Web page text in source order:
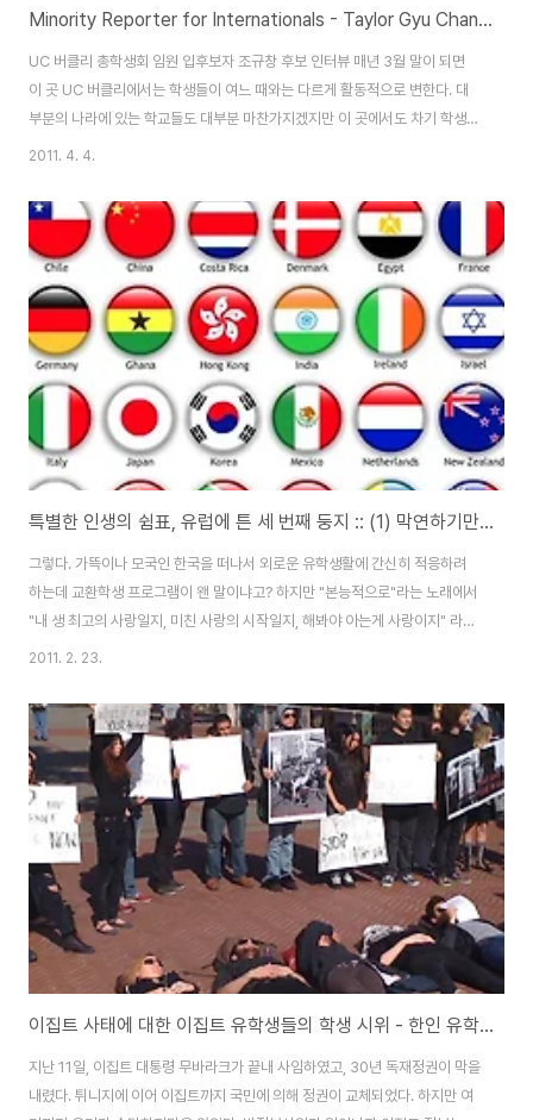
Minority Reporter for Internationals - Taylor Gyu Chang Cho
UC 버클리 총학생회 임원 입후보자 조규창 후보 인터뷰 매년 3월 말이 되면
이 곳 UC 버클리에서는 학생들이 여느 때와는 다르게 활동적으로 변한다. 대
부분의 나라에 있는 학교들도 대부분 마찬가지겠지만 이 곳에서도 차기 학생회
의 임원을 뽑는 선거기간이 도래하기 때문인데, 이 시즌이 되면 학교 입구를 둘
돌아다니는 학생들에게 후보들을 홍보하곤 한다. 올해 학생회 임원으로 나온
후보는 200명, 그 중 선거를 통해 선출되는 사람은 총 21명. 약 10대 1의 경쟁
률을 뚫을 각오로 나온 여러 명의 후보들 중에 남들과는 조금 다른 특이한 속성
을 가지고 있는 후보가 있다. Taylor Gyu Chang Cho. 조규창. 이름에서 알
2011. 4. 4.
특별한 인생의 쉼표, 유럽에 튼 세 번째 둥지 :: (1) 막연하기만 한가요? – 준비 및 실행법
그렇다. 가뜩이나 모국인 한국을 떠나서 외로운 유학생활에 간신히 적응하려
하는데 교환학생 프로그램이 왠 말이냐고? 하지만 "본능적으로"라는 노래에서
"내 생 최고의 사랑일지, 미친 사랑의 시작일지, 해봐야 아는게 사랑이지" 라고
하신 윤종신씨의 그 "사랑"처럼, 교환학생으로써 떠나는 것이 막연하기만 하고
시간을 보낼 수도 있을지는 해봐야만 알 수 있는 것. 필자의 시작도 그러했다.
비행기라고는 제주도와 뉴욕에 갈 때 밖에 타보지 않았던 필자는 주변 몇몇 친
구들의 황홀했다던 경험담들을 토대로 막연한 계획을 시작했다. 이 막연한 시
작의 결론이 궁금하다고? 필자에겐 대학생활 4년동안 내려왔던 수많은 결정
중 제일로 잘한 결정이었다고 ..
2011. 2. 23.
이집트 사태에 대한 이집트 유학생들의 학생 시위 - 한인 유학생들도 할 수 있을까?
지난 11일, 이집트 대통령 무바라크가 끝내 사임하였고, 30년 독재정권이 막을
내렸다. 튀니지에 이어 이집트까지 국민에 의해 정권이 교체되었다. 하지만 여